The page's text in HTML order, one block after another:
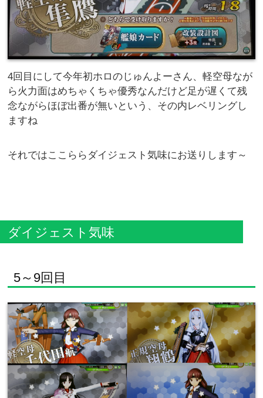
4回目にして今年初ホロのじゅんよーさん、軽空母なが
ら火力面はめちゃくちゃ優秀なんだけど足が遅くて残
念ながらほぼ出番が無いという、その内レベリングし
ますね
それではここららダイジェスト気味にお送りします～
ダイジェスト気味
5～9回目